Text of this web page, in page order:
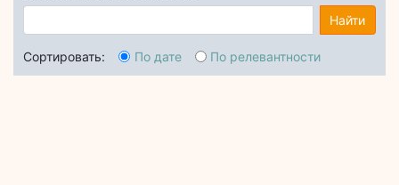
Найти
Сортировать: По дате По релевантности